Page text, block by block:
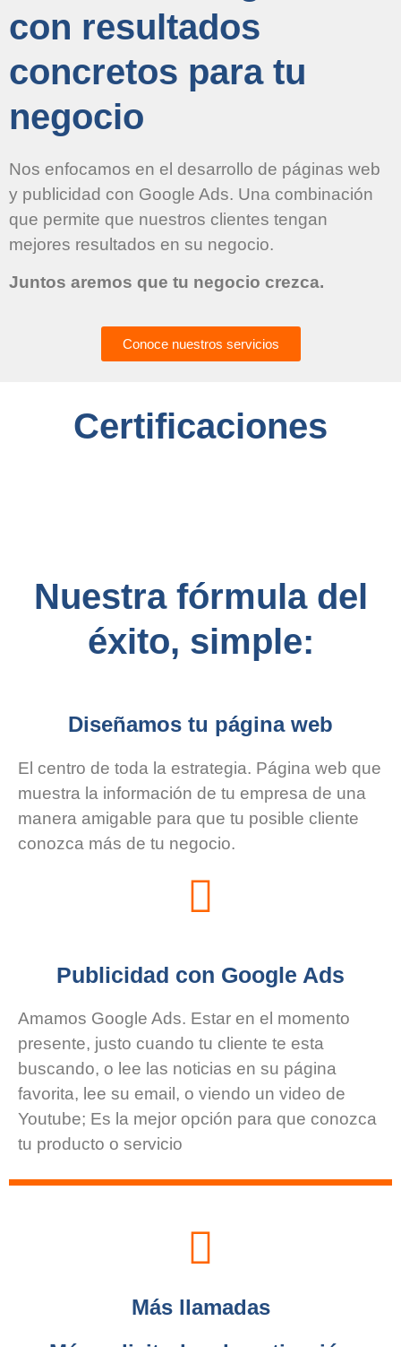
con resultados
concretos para tu
negocio
Nos enfocamos en el desarrollo de páginas web
y publicidad con Google Ads. Una combinación
que permite que nuestros clientes tengan
mejores resultados en su negocio.
Juntos aremos que tu negocio crezca.
Conoce nuestros servicios
Certificaciones
Nuestra fórmula del
éxito, simple:
Diseñamos tu página web
El centro de toda la estrategia. Página web que
muestra la información de tu empresa de una
manera amigable para que tu posible cliente
conozca más de tu negocio.
Publicidad con Google Ads
Amamos Google Ads. Estar en el momento
presente, justo cuando tu cliente te esta
buscando, o lee las noticias en su página
favorita, lee su email, o viendo un video de
Youtube; Es la mejor opción para que conozca
tu producto o servicio
Más llamadas